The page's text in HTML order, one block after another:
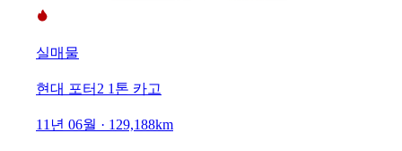
실매물
현대 포터2 1톤 카고
11년 06월 · 129,188km